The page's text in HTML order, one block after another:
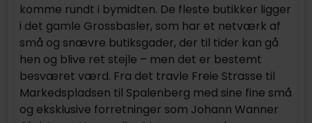
komme rundt i bymidten. De fleste butikker ligger
i det gamle Grossbasler, som har et netværk af
små og snævre butiksgader, der til tider kan gå
hen og blive ret stejle – men det er bestemt
besværet værd. Fra det travle Freie Strasse til
Markedspladsen til Spalenberg med sine fine små
og eksklusive forretninger som Johann Wanner